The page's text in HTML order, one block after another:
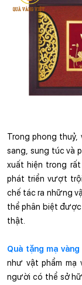
Trong phong
sang, sung túc và
xuất hiện trong
phát triển vượt
chế tác ra những
thể phân biệt
thật.
Quà tặng mạ vàng
như vật phẩm mạ
người có thể sở